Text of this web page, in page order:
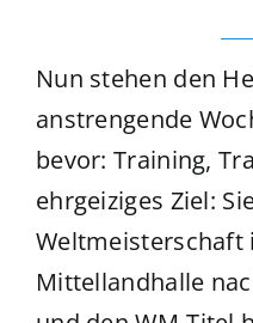
Nun stehen den
anstrengende
bevor: Training,
ehrgeiziges Ziel:
Weltmeisterschaft
Mittellandhalle